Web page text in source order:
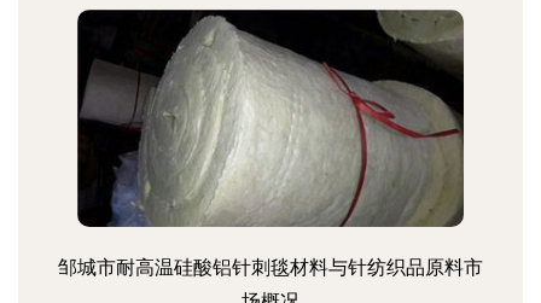
邹城市耐高温硅酸铝针刺毯材料与针纺织品原料市